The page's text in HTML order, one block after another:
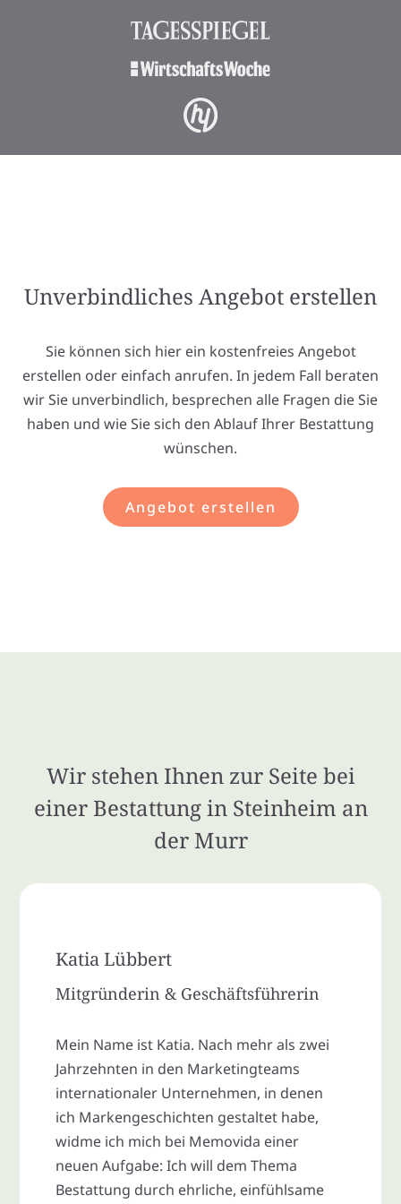
Unverbindliches Angebot erstellen
Sie können sich hier ein kostenfreies Angebot
erstellen oder einfach anrufen. In jedem Fall beraten
wir Sie unverbindlich, besprechen alle Fragen die Sie
haben und wie Sie sich den Ablauf Ihrer Bestattung
wünschen.
Angebot erstellen
Wir stehen Ihnen zur Seite bei
einer Bestattung in Steinheim an
der Murr
Katia Lübbert
Mitgründerin & Geschäftsführerin
Mein Name ist Katia. Nach mehr als zwei
Jahrzehnten in den Marketingteams
internationaler Unternehmen, in denen
ich Markengeschichten gestaltet habe,
widme ich mich bei Memovida einer
neuen Aufgabe: Ich will dem Thema
Bestattung durch ehrliche, einfühlsame